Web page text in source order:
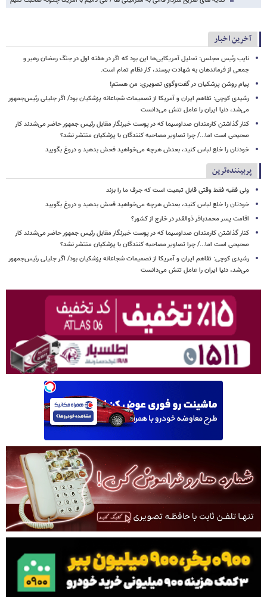
آخرین اخبار
نایب رئیس مجلس: تحلیل آمریکایی‌ها این بود که اگر در هفته اول در جنگ رمضان رهبر و
جمعی از فرماندهان به شهادت برسند، کار نظام تمام است.
پیام روشن پزشکیان در گفت‌وگوی تصویری: من هستم!
رشیدی کوچی: تفاهم ایران و آمریکا از تصمیمات شجاعانه پزشکیان بود/ اگر جلیلی رئیس‌جمهور
می‌شد، دنیا ایران را عامل تنش می‌دانست
کنار گذاشتن کارمندان صداوسیما که در پوست خبرنگار مقابل رئیس جمهور حاضر می‌شدند کار
صحیحی است اما.../ چرا تصاویر مصاحبه کنندگان با پزشکیان منتشر نشد؟
خودتان را خلع لباس کنید، بعدش هرچه می‌خواهید فحش بدهید و دروغ بگویید
پربیننده‌ترین
ولی فقیه فقط وقتی قابل تبعیت است که جرف ما را بزند
خودتان را خلع لباس کنید، بعدش هرچه می‌خواهید فحش بدهید و دروغ بگویید
اقامت پسر محمدباقر ذوالقدر در خارج از کشور؟
کنار گذاشتن کارمندان صداوسیما که در پوست خبرنگار مقابل رئیس جمهور حاضر می‌شدند کار
صحیحی است اما.../ چرا تصاویر مصاحبه کنندگان با پزشکیان منتشر نشد؟
رشیدی کوچی: تفاهم ایران و آمریکا از تصمیمات شجاعانه پزشکیان بود/ اگر جلیلی رئیس‌جمهور
می‌شد، دنیا ایران را عامل تنش می‌دانست